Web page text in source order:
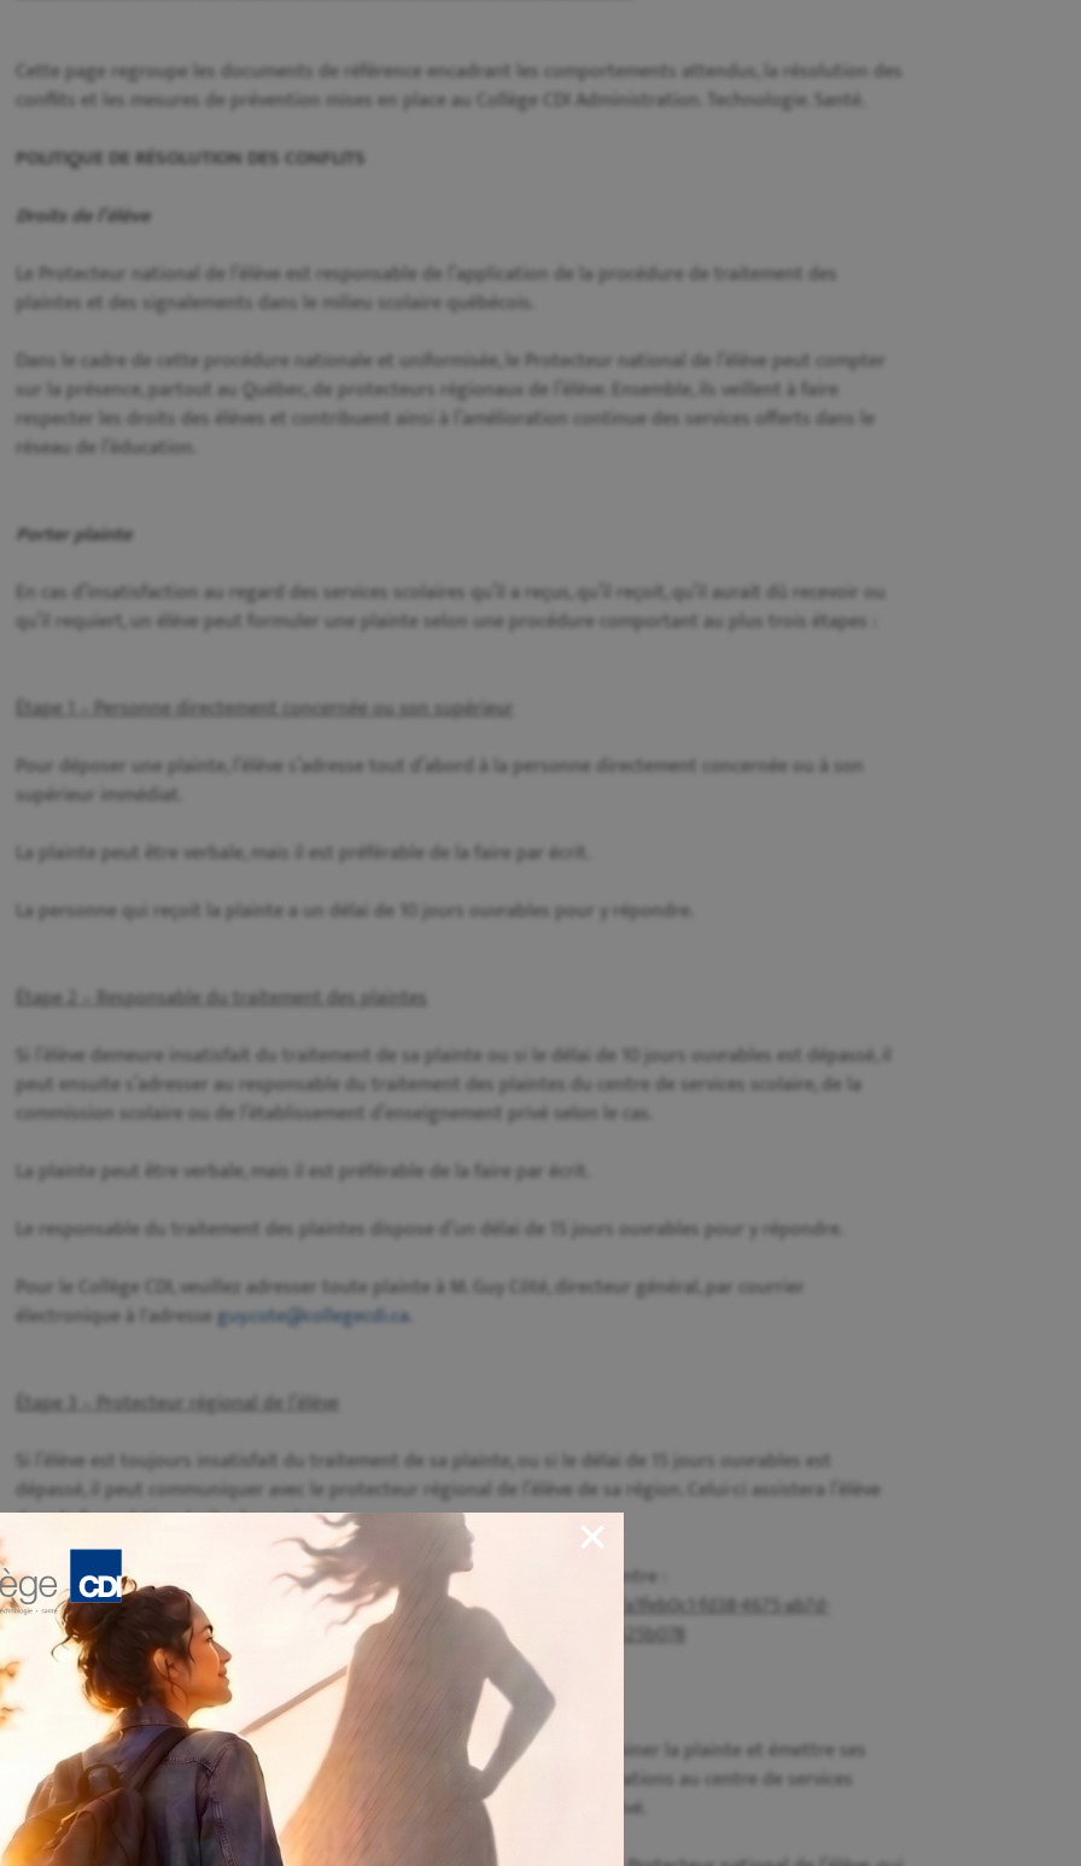
Cette page regroupe les documents de référence encadrant les comportements attendus, la résolution des
conflits et les mesures de prévention mises en place au Collège CDI Administration. Technologie. Santé.
POLITIQUE DE RÉSOLUTION DES CONFLITS
Droits de l’élève
Le Protecteur national de l’élève est responsable de l’application de la procédure de traitement des
plaintes et des signalements dans le milieu scolaire québécois.
Dans le cadre de cette procédure nationale et uniformisée, le Protecteur national de l’élève peut compter
sur la présence, partout au Québec, de protecteurs régionaux de l’élève. Ensemble, ils veillent à faire
respecter les droits des élèves et contribuent ainsi à l’amélioration continue des services offerts dans le
réseau de l’éducation.
Porter plainte
En cas d’insatisfaction au regard des services scolaires qu’il a reçus, qu’il reçoit, qu’il aurait dû recevoir ou
qu’il requiert, un élève peut formuler une plainte selon une procédure comportant au plus trois étapes :
Étape 1 – Personne directement concernée ou son supérieur
Pour déposer une plainte, l’élève s’adresse tout d’abord à la personne directement concernée ou à son
supérieur immédiat.
La plainte peut être verbale, mais il est préférable de la faire par écrit.
La personne qui reçoit la plainte a un délai de 10 jours ouvrables pour y répondre.
Étape 2 – Responsable du traitement des plaintes
Si l’élève demeure insatisfait du traitement de sa plainte ou si le délai de 10 jours ouvrables est dépassé, il
peut ensuite s’adresser au responsable du traitement des plaintes du centre de services scolaire, de la
commission scolaire ou de l’établissement d’enseignement privé selon le cas.
La plainte peut être verbale, mais il est préférable de la faire par écrit.
Le responsable du traitement des plaintes dispose d’un délai de 15 jours ouvrables pour y répondre.
Pour le Collège CDI, veuillez adresser toute plainte à M. Guy Côté, directeur général, par courrier
électronique à l'adresseguy.cote@collegecdi.ca
Étape 3 – Protecteur régional de l’élève
Si l’élève est toujours insatisfait du traitement de sa plainte, ou si le délai de 15 jours ouvrables est
dépassé, il peut communiquer avec le protecteur régional de l’élève de sa région. Celui-ci assistera l’élève
dans la formulation écrite de sa plainte.
L’élève peut choisir le mode de communication qui lui convient le mieux entre :
Formulaire de plainte Web :
https://pne.gouv.qc.ca/Anonymous/Index/a1feb0c1-fd38-4675-ab7d-
d4e3f80c0fcf/portal#/portal-request-form/88a1a595-0e6a-42f6-93f5-1a7c1525b078
Téléphone ou texto: 1 833 420-5233
Courriel :plaintespne@pne.gouv.qc.ca
Le protecteur régional de l’élève dispose de 20 jours ouvrables pour examiner la plainte et émettre ses
conclusions. S’il juge la plainte fondée, il pourra formuler des recommandations au centre de services
scolaire, à la commission scolaire ou à l’établissement d’enseignement privé.